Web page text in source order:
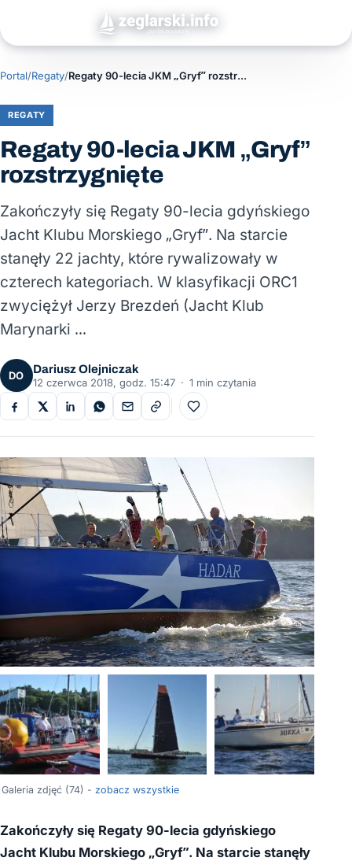
Portal/Regaty/ Regaty 90-lecia JKM „Gryf” rozstrzygnięte
REGATY
Regaty 90-lecia JKM „Gryf”
rozstrzygnięte
Zakończyły się Regaty 90-lecia gdyńskiego
Jacht Klubu Morskiego „Gryf”. Na starcie
stanęły 22 jachty, które rywalizowały w
czterech kategoriach. W klasyfikacji ORC1
zwyciężył Jerzy Brezdeń (Jacht Klub
Marynarki …
DO
Dariusz Olejniczak
12 czerwca 2018, godz. 15:47 · 1 min czytania
Do ulubionych
Galeria zdjęć (74) - zobacz wszystkie
Zakończyły się Regaty 90-lecia gdyńskiego
Jacht Klubu Morskiego „Gryf”. Na starcie stanęły